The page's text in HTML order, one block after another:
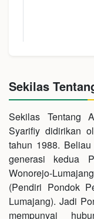
Sekilas
Sekilas Tentang
Syarifiy didirikan
tahun 1988.
generasi kedua
Wonorejo-
(Pendiri Pondok
Lumajang). Jadi
mempunyai